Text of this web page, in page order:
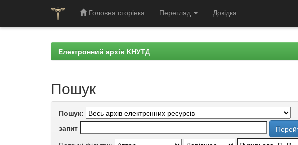
Головна сторінка Перегляд Довідка
Електронний архів КНУТД
Пошук
Пошук:
запит